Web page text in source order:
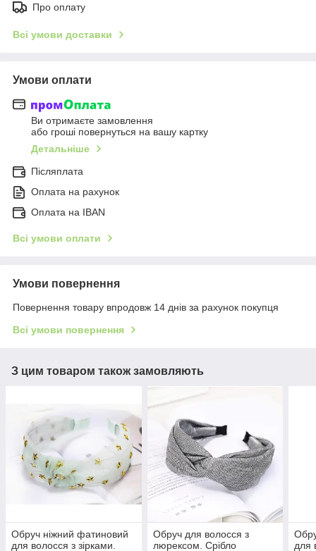
Про оплату
Всі умови доставки
Умови оплати
Ви отримаєте замовлення
або гроші повернуться на вашу картку
Детальніше
Післяплата
Оплата на рахунок
Оплата на IBAN
Всі умови оплати
Умови повернення
Повернення товару впродовж 14 днів за рахунок покупця
Всі умови повернення
З цим товаром також замовляють
Обруч ніжний фатиновий
для волосся з зірками.
Обруч для волосся з
люрексом. Срібло
для